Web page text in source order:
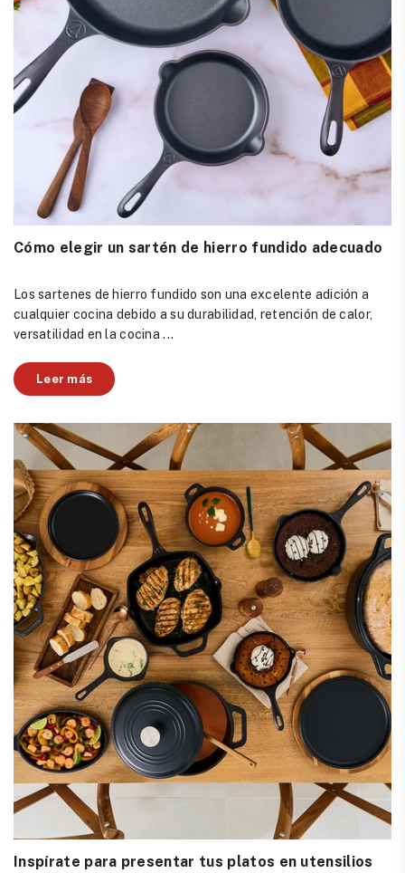
Cómo elegir un sartén de hierro fundido adecuado
Los sartenes de hierro fundido son una excelente adición a
cualquier cocina debido a su durabilidad, retención de calor,
versatilidad en la cocina ...
Leer más
Inspírate para presentar tus platos en utensilios